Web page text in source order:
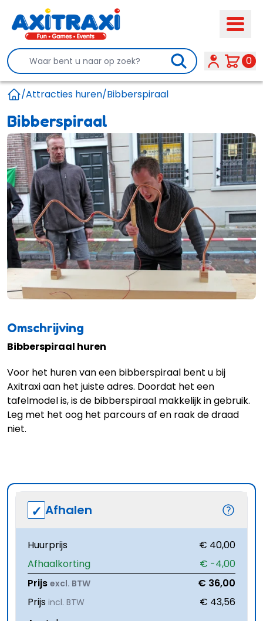
Search 0
/Attracties huren/Bibberspiraal
Bibberspiraal
Omschrijving
Bibberspiraal huren
Voor het huren van een bibberspiraal bent u bij
Axitraxi aan het juiste adres. Doordat het een
tafelmodel is, is de bibberspiraal makkelijk in gebruik.
Leg met het oog het parcours af en raak de draad
niet.
Afhalen
Huurprijs
€ 40,00
Afhaalkorting
€ -4,00
Prijs excl. BTW
€ 36,00
Prijs incl. BTW
€ 43,56